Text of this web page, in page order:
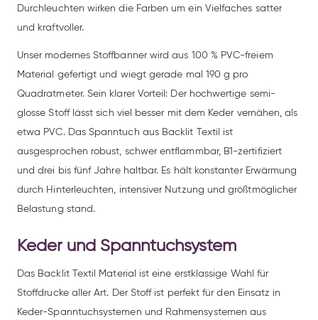
Durchleuchten wirken die Farben um ein Vielfaches satter
und kraftvoller.
Unser modernes Stoffbanner wird aus 100 % PVC-freiem
Material gefertigt und wiegt gerade mal 190 g pro
Quadratmeter. Sein klarer Vorteil: Der hochwertige semi-
glosse Stoff lässt sich viel besser mit dem Keder vernähen, als
etwa PVC. Das Spanntuch aus Backlit Textil ist
ausgesprochen robust, schwer entflammbar, B1-zertifiziert
und drei bis fünf Jahre haltbar. Es hält konstanter Erwärmung
durch Hinterleuchten, intensiver Nutzung und größtmöglicher
Belastung stand.
Keder und Spanntuchsystem
Das Backlit Textil Material ist eine erstklassige Wahl für
Stoffdrucke aller Art. Der Stoff ist perfekt für den Einsatz in
Keder-Spanntuchsystemen und Rahmensystemen aus